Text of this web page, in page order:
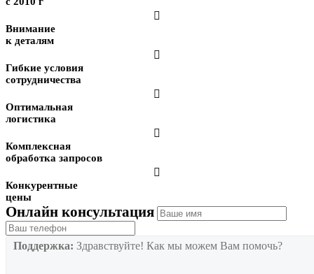

Внимание
к деталям

Гибкие условия
сотрудничества

Оптимальная
логистика

Комплексная
обработка запросов

Конкурентные
цены
Онлайн консультация
Поддержка: Здравствуйте! Как мы можем Вам помочь?